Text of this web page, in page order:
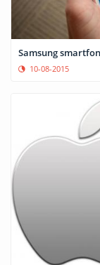
Samsung
10-08-2015